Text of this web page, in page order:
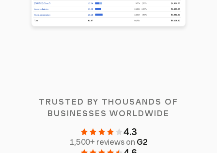
TRUSTED BY THOUSANDS OF
BUSINESSES WORLDWIDE
4.3
1,500+ reviews on G2